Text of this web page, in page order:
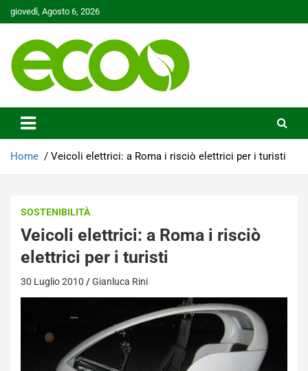
Skip
to
giovedì, Agosto 6, 2026
Ecoo.it
Home Veicoli elettrici: a Roma i risciò elettrici per i turisti
SOSTENIBILITÀ
Veicoli elettrici: a Roma i risciò
elettrici per i turisti
30 Luglio 2010 Gianluca Rini